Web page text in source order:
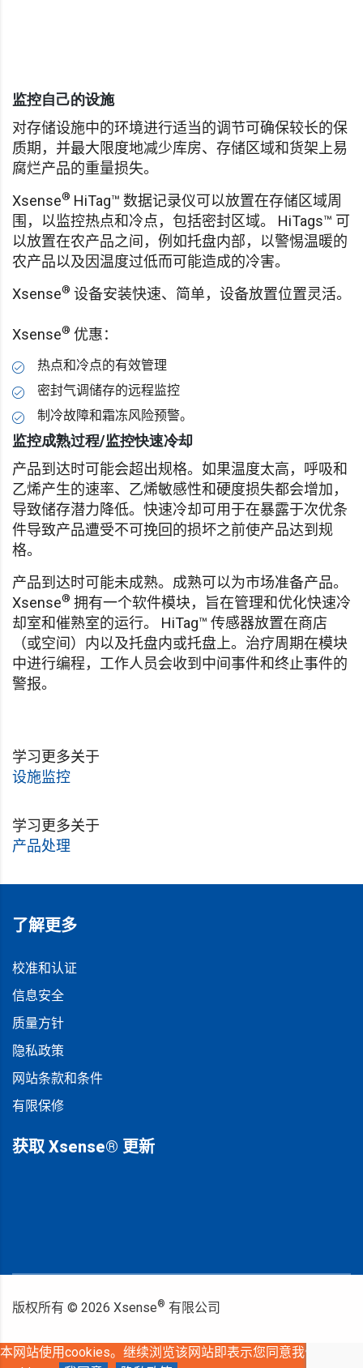
监控自己的设施
对存储设施中的环境进行适当的调节可确保较长的保
质期，并最大限度地减少库房、存储区域和货架上易
腐烂产品的重量损失。
Xsense® HiTag™ 数据记录仪可以放置在存储区域周
围，以监控热点和冷点，包括密封区域。 HiTags™ 可
以放置在农产品之间，例如托盘内部，以警惕温暖的
农产品以及因温度过低而可能造成的冷害。
Xsense® 设备安装快速、简单，设备放置位置灵活。
Xsense® 优惠：
热点和冷点的有效管理
密封气调储存的远程监控
制冷故障和霜冻风险预警。
监控成熟过程/监控快速冷却
产品到达时可能会超出规格。如果温度太高，呼吸和
乙烯产生的速率、乙烯敏感性和硬度损失都会增加，
导致储存潜力降低。快速冷却可用于在暴露于次优条
件导致产品遭受不可挽回的损坏之前使产品达到规
格。
产品到达时可能未成熟。成熟可以为市场准备产品。
Xsense® 拥有一个软件模块，旨在管理和优化快速冷
却室和催熟室的运行。 HiTag™ 传感器放置在商店
（或空间）内以及托盘内或托盘上。治疗周期在模块
中进行编程，工作人员会收到中间事件和终止事件的
警报。
学习更多关于
设施监控
学习更多关于
产品处理
了解更多
校准和认证
信息安全
质量方针
隐私政策
网站条款和条件
有限保修
获取 Xsense® 更新
版权所有 © 2026 Xsense® 有限公司
本网站使用cookies。继续浏览该网站即表示您同意我们使用